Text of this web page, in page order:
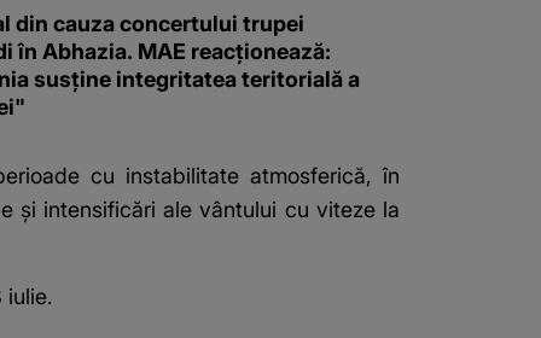
din cauza concertului trupei
în Abhazia. MAE reacționează:
susține integritatea teritorială a
cu instabilitate atmosferică, în
și intensificări ale vântului cu viteze la
iulie.